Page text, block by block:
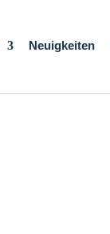
Neuigkeiten